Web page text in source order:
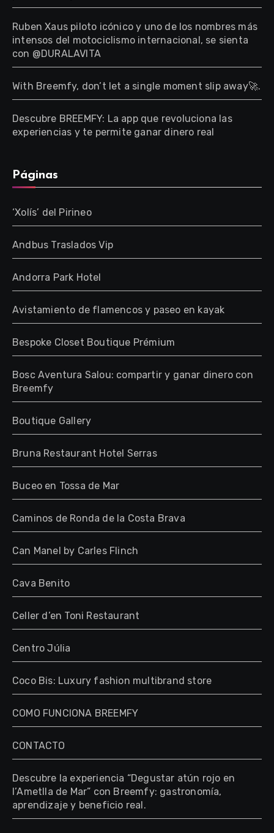
Ruben Xaus piloto icónico y uno de los nombres más
intensos del motociclismo internacional, se sienta
con @DURALAVITA
With Breemfy, don’t let a single moment slip away🚀.
Descubre BREEMFY: La app que revoluciona las
experiencias y te permite ganar dinero real
Páginas
‘Xolís’ del Pirineo
Andbus Traslados Vip
Andorra Park Hotel
Avistamiento de flamencos y paseo en kayak
Bespoke Closet Boutique Prémium
Bosc Aventura Salou: compartir y ganar dinero con
Breemfy
Boutique Gallery
Bruna Restaurant Hotel Serras
Buceo en Tossa de Mar
Caminos de Ronda de la Costa Brava
Can Manel by Carles Flinch
Cava Benito
Celler d’en Toni Restaurant
Centro Júlia
Coco Bis: Luxury fashion multibrand store
COMO FUNCIONA BREEMFY
CONTACTO
Descubre la experiencia “Degustar atún rojo en
l’Ametlla de Mar” con Breemfy: gastronomía,
aprendizaje y beneficio real.